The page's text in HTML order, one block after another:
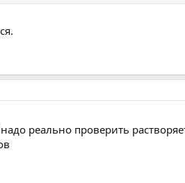
реально проверить